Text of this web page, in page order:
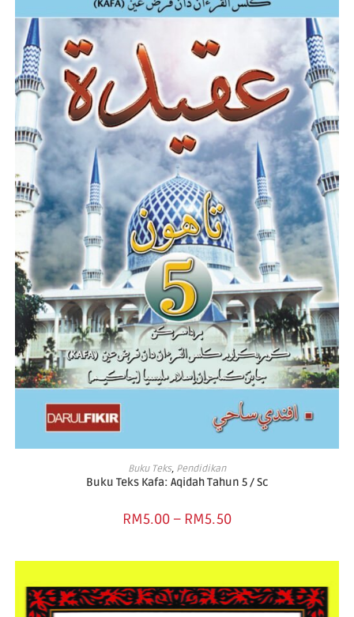
SELECT OPTIONS
Buku Teks, Pendidikan
Buku Teks Kafa: Aqidah Tahun 5 / Sc
RM5.00 – RM5.50